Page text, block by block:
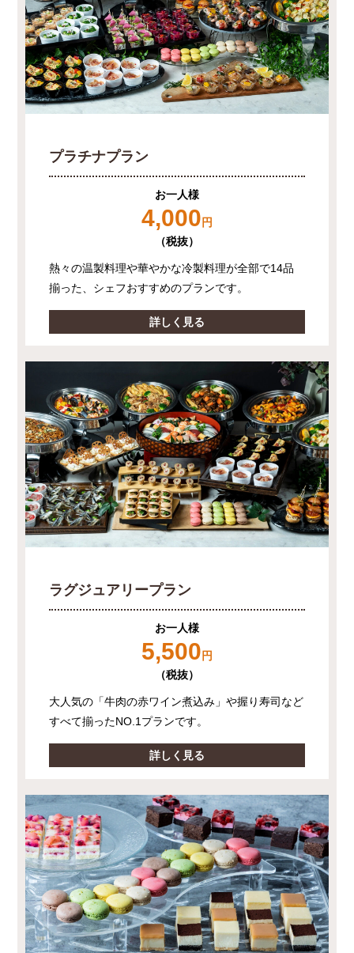
プラチナプラン
お一人様
4,000 円
（税抜）
熱々の温製料理や華やかな冷製料理が全部で14品
揃った、シェフおすすめのプランです。
詳しく見る
ラグジュアリープラン
お一人様
5,500 円
（税抜）
大人気の「牛肉の赤ワイン煮込み」や握り寿司など
すべて揃ったNO.1プランです。
詳しく見る